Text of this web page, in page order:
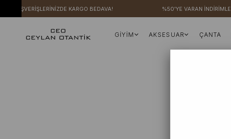
ALIŞVERİŞLERİNİZDE KARGO BEDAVA! %50'YE VARAN İNDİRİMLER
GİYİM AKSESUAR ÇANTA